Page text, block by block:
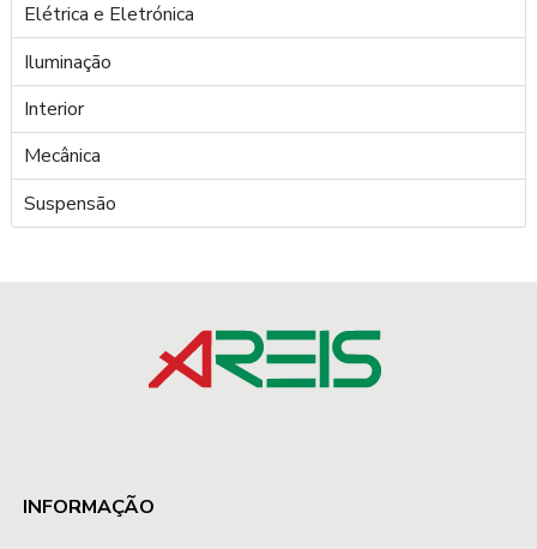
Elétrica e Eletrónica
Iluminação
Interior
Mecânica
Suspensão
INFORMAÇÃO